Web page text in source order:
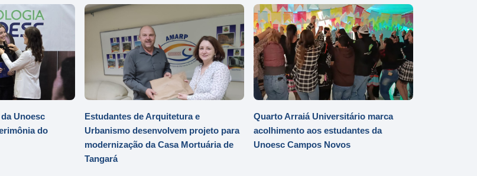
Unoesc
do
Estudantes de Arquitetura e
Urbanismo desenvolvem projeto para
modernização da Casa Mortuária de
Tangará
Quarto Arraiá Universitário marca
acolhimento aos estudantes da
Unoesc Campos Novos